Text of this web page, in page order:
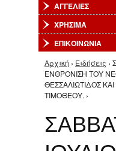
ΑΓΓΕΛΙΕΣ
ΧΡΗΣΙΜΑ
ΕΠΙΚΟΙΝΩΝΙΑ
Είστε εδώ
Αρχική › Ειδήσεις ›
ΕΝΘΡΟΝΙΣΗ ΤΟΥ
ΘΕΣΣΑΛΙΩΤΙΔΟΣ
ΤΙΜΟΘΕΟΥ. ›